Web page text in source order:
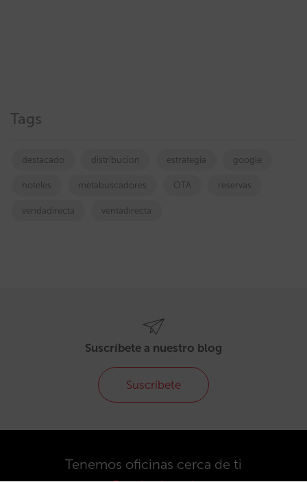
Tags
destacado distribucion estrategia google
hoteles metabuscadores OTA reservas
vendadirecta ventadirecta
Suscríbete a nuestro blog
Suscríbete
Tenemos oficinas cerca de ti